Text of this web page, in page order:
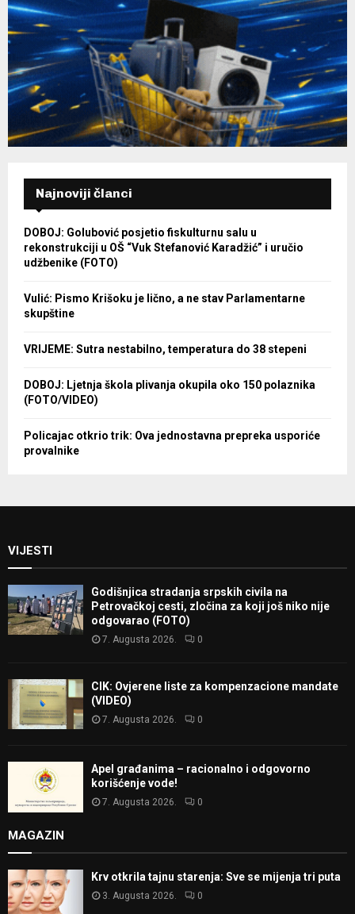
Najnoviji članci
DOBOJ: Golubović posjetio fiskulturnu salu u
rekonstrukciji u OŠ “Vuk Stefanović Karadžić” i uručio
udžbenike (FOTO)
Vulić: Pismo Krišoku je lično, a ne stav Parlamentarne
skupštine
VRIJEME: Sutra nestabilno, temperatura do 38 stepeni
DOBOJ: Ljetnja škola plivanja okupila oko 150 polaznika
(FOTO/VIDEO)
Policajac otkrio trik: Ova jednostavna prepreka usporiće
provalnike
VIJESTI
Godišnjica stradanja srpskih civila na
Petrovačkoj cesti, zločina za koji još niko nije
odgovarao (FOTO)
7. Augusta 2026. 0
CIK: Ovjerene liste za kompenzacione mandate
(VIDEO)
7. Augusta 2026. 0
Apel građanima – racionalno i odgovorno
korišćenje vode!
7. Augusta 2026. 0
MAGAZIN
Krv otkrila tajnu starenja: Sve se mijenja tri puta
3. Augusta 2026. 0